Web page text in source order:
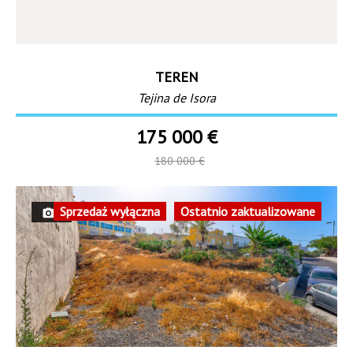
TEREN
Tejina de Isora
175 000 €
180 000 €
4
Sprzedaż wyłączna Ostatnio zaktualizowane